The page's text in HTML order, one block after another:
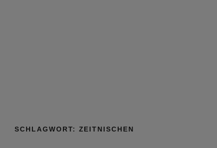
SCHLAGWORT: ZEITNISCHEN